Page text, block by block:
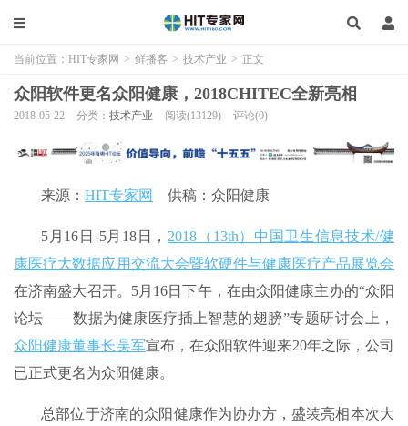
当前位置： HIT专家网 > 鲜播客 > 技术产业 > 正文
众阳软件更名众阳健康，2018CHITEC全新亮相
2018-05-22 分类： 技术产业 阅读(13129) 评论(0)
来源： HIT专家网 供稿：众阳健康
5月16日-5月18日，2018（13th）中国卫生信息技术/健
康医疗大数据应用交流大会暨软硬件与健康医疗产品展览会
在济南盛大召开。5月16日下午，在由众阳健康主办的“众阳
论坛——数据为健康医疗插上智慧的翅膀”专题研讨会上，
众阳健康董事长吴军宣布，在众阳软件迎来20年之际，公司
已正式更名为众阳健康。
总部位于济南的众阳健康作为协办方，盛装亮相本次大